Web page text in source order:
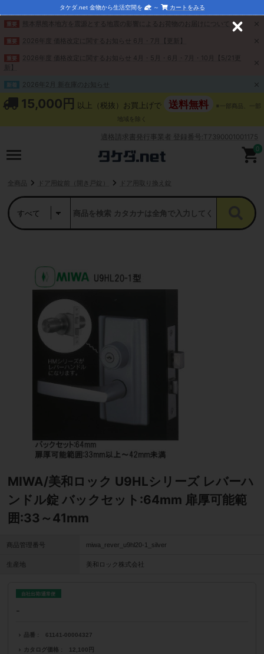
重要 熊本県熊本地方を震源とする地震の影響によるお荷物のお届けについて
重要 2026年度 価格改定に関するお知らせ 6月・7月【更新】
重要
2026年度 価格改定に関するお知らせ 4月・5月・6月・7月・10月【5/21更
新】
新着 2026年2月 新在庫のお知らせ
タケダ.net 金物から生活空間を ～ カートをみる
15,000円 以上（税抜）お買上げで 送料無料
※一部商品、一部
地域を除く
適格請求書発行事業者 登録番号:T7390001001175
0
全商品 ドア用錠前（開き戸錠） ドア用取り換え錠
MIWA/美和ロック U9HLシリーズ レバーハ
ンドル錠 バックセット:64mm 扉厚可能範
囲:33～41mm
商品管理番号 miwa_rever_u9hl20-1_silver
生産地 美和ロック株式会社
自社出荷/通常便
-
品番 61141-00004327
カタログ価格 12,100円
C
s